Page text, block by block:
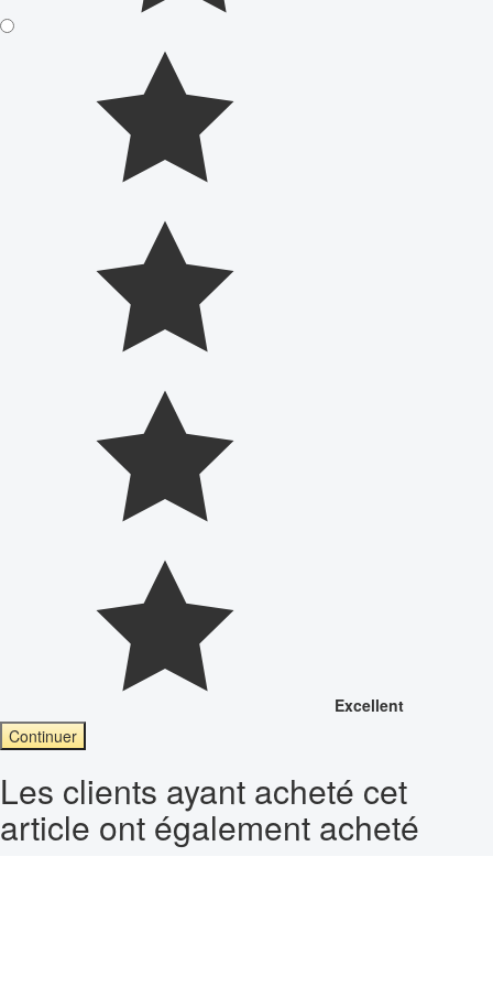
Excellent
Continuer
Les clients ayant acheté cet
article ont également acheté